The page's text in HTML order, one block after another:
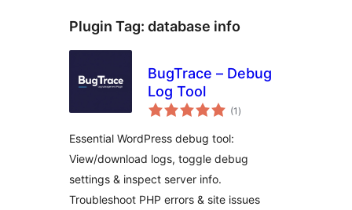
Plugin Tag: database info
BugTrace – Debug
Log Tool
(1 total
ratings
)
Essential WordPress debug tool:
View/download logs, toggle debug
settings & inspect server info.
Troubleshoot PHP errors & site issues